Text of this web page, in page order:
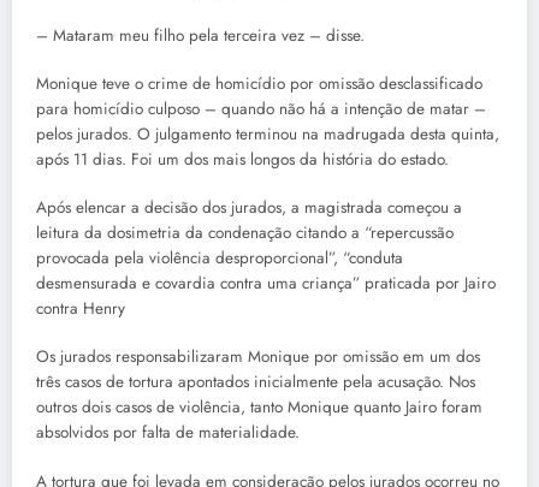
– Mataram meu filho pela terceira vez – disse.
Monique teve o crime de homicídio por omissão desclassificado
para homicídio culposo – quando não há a intenção de matar –
pelos jurados. O julgamento terminou na madrugada desta quinta,
após 11 dias. Foi um dos mais longos da história do estado.
Após elencar a decisão dos jurados, a magistrada começou a
leitura da dosimetria da condenação citando a “repercussão
provocada pela violência desproporcional”, “conduta
desmensurada e covardia contra uma criança” praticada por Jairo
contra Henry
Os jurados responsabilizaram Monique por omissão em um dos
três casos de tortura apontados inicialmente pela acusação. Nos
outros dois casos de violência, tanto Monique quanto Jairo foram
absolvidos por falta de materialidade.
A tortura que foi levada em consideração pelos jurados ocorreu no